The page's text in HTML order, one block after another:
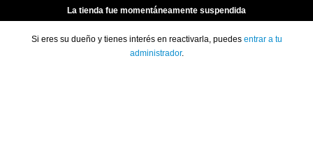
La tienda fue momentáneamente suspendida
Si eres su dueño y tienes interés en reactivarla, puedes entrar a tu
administrador.